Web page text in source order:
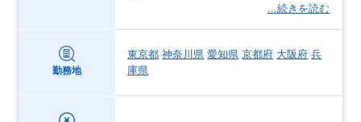
…続きを読む
勤務地
東京都 神奈川県 愛知県 京都府 大阪府 兵
庫県